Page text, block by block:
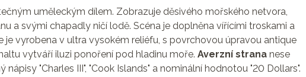
uměleckým dílem. Zobrazuje děsivého mořského netvora,
a svými chapadly ničí lodě. Scéna je doplněna vířícími troskami a
je vyrobena v ultra vysokém reliéfu, s povrchovou úpravou antique
vytváří iluzi ponoření pod hladinu moře. Averzní strana nese
"Charles III", "Cook Islands" a nominální hodnotou "20 Dollars".